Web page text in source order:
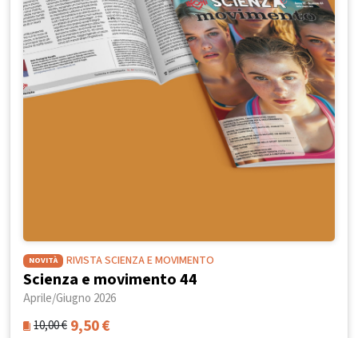
NOVITÀ RIVISTA SCIENZA E MOVIMENTO
Scienza e movimento 44
Aprile/Giugno 2026
10,00€ 9,50€